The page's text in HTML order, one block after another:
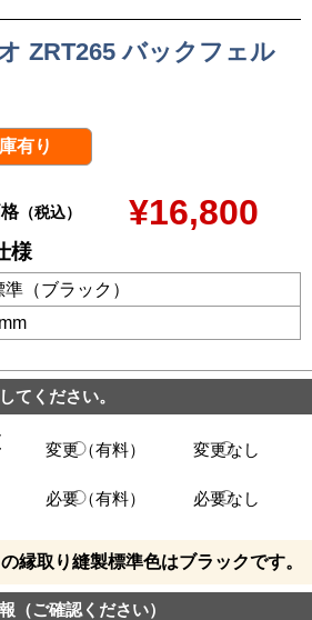
ZRT265 バックフェル
有り
（税込） ¥16,800
様
準（ブラック）
てください。
変更（有料） 変更なし
必要（有料） 必要なし
縁取り縫製標準色はブラックです。
（ご確認ください）